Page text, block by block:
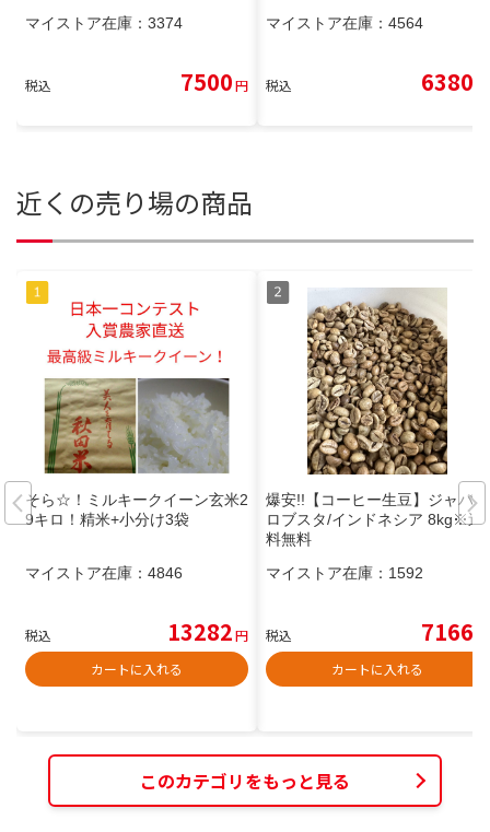
マイストア在庫： 3374
税込 7500円
マイストア在庫： 4564
税込 6380
近くの売り場の商品
そら☆！ミルキークイーン玄米2
9キロ！精米+小分け3袋
マイストア在庫： 4846
税込 13282円
カートに入れる
爆安!!【コーヒー生豆】ジャバ/
ロブスタ/インドネシア 8kg※送
料無料
マイストア在庫： 1592
税込 7166
カートに入れる
このカテゴリをもっと見る